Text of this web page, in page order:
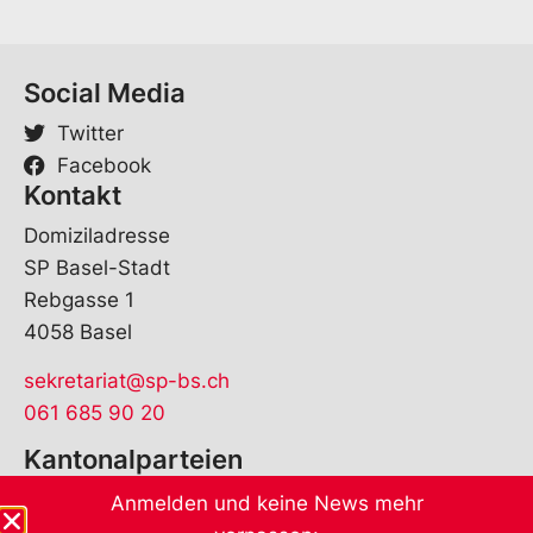
Social Media
Twitter
Facebook
Kontakt
Domiziladresse
SP Basel-Stadt
Rebgasse 1
4058 Basel
sekretariat@sp-bs.ch
061 685 90 20
Kantonalparteien
Anmelden und keine News mehr